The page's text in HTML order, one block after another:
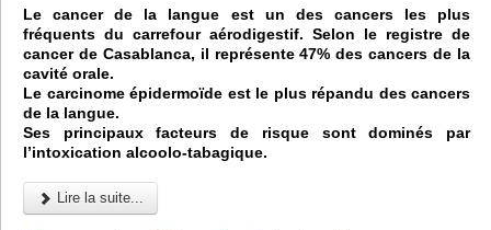
Le cancer de la langue est un des cancers les plus
fréquents du carrefour aérodigestif. Selon le registre de
cancer de Casablanca, il représente 47% des cancers de la
cavité orale.
Le carcinome épidermoïde est le plus répandu des cancers
de la langue.
Ses principaux facteurs de risque sont dominés par
l’intoxication alcoolo-tabagique.
Lire la suite...